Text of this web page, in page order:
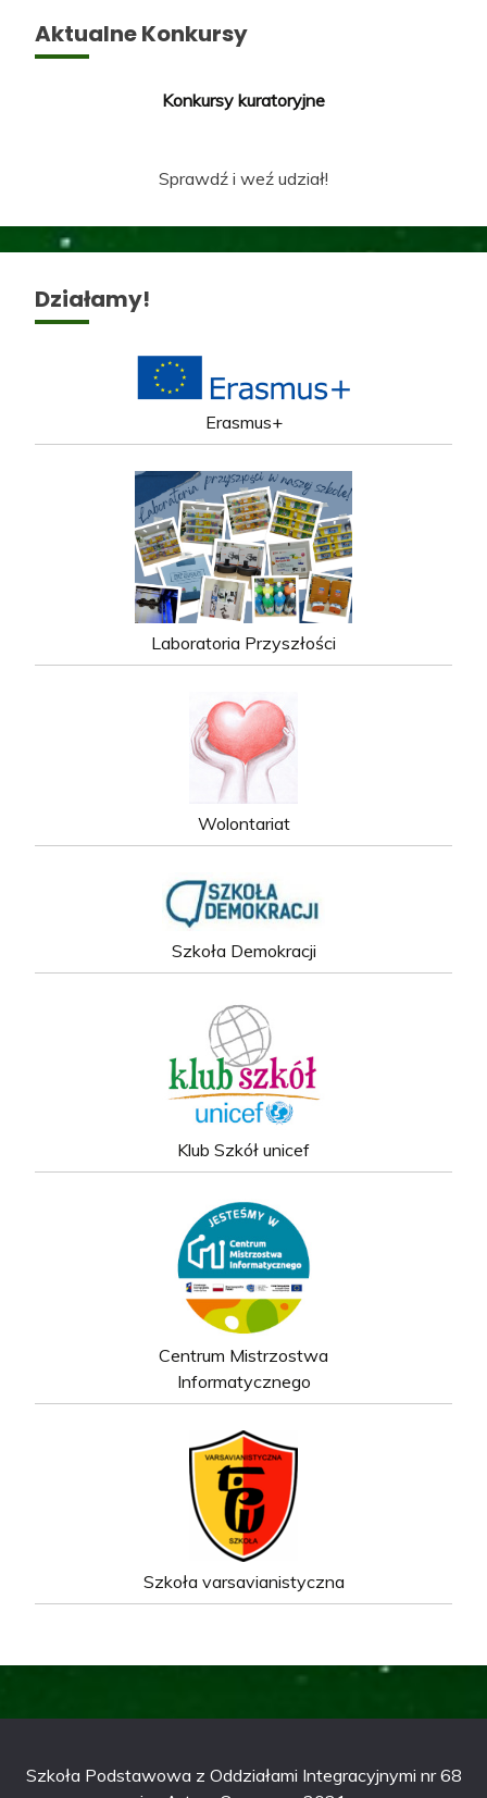
Aktualne Konkursy
Konkursy kuratoryjne
Sprawdź i weź udział!
Działamy!
Erasmus+
Laboratoria Przyszłości
Wolontariat
Szkoła Demokracji
Klub Szkół unicef
Centrum Mistrzostwa
Informatycznego
Szkoła varsavianistyczna
Szkoła Podstawowa z Oddziałami Integracyjnymi nr 68